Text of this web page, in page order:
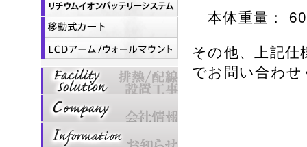
本体重量：
その他、上記
でお問い合わ